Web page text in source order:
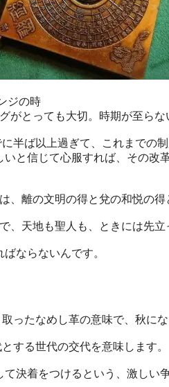
ジの時
がとっても大切。時期が至らな
半ば以上過ぎて、これまでの
いと信じて心服すれば、その改
、離の文明の得と兌の和悦の得
、天地も聖人も、ときには先立
ならないんです。
ったなめし革の意味で、秋に
する世代の交代を意味します。
て決着をつけるという、激しい